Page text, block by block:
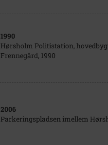
1990
Hørsholm Politistation,
Frennegård, 1990
2006
Parkeringspladsen imellem